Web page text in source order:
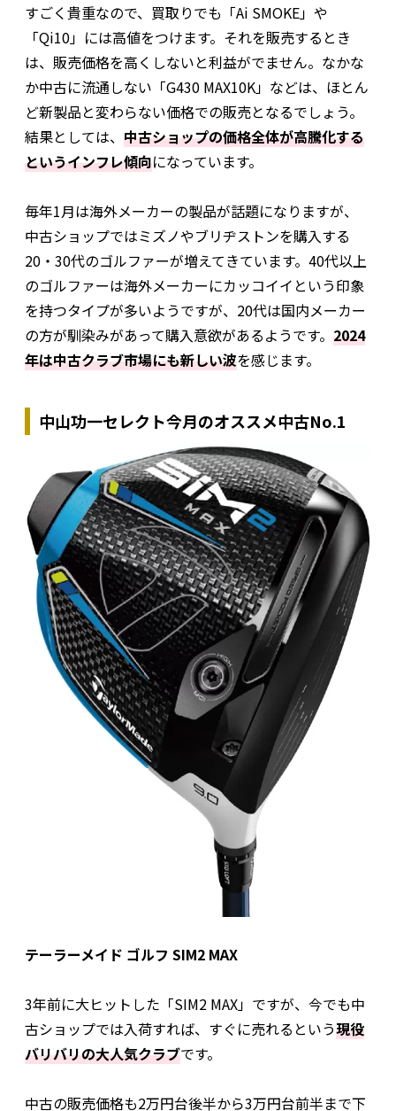
すごく貴重なので、買取りでも「Ai SMOKE」や
「Qi10」には高値をつけます。それを販売するとき
は、販売価格を高くしないと利益がでません。なかな
か中古に流通しない「G430 MAX10K」などは、ほとん
ど新製品と変わらない価格での販売となるでしょう。
結果としては、 中古ショップの価格全体が高騰化する
というインフレ傾向になっています。
毎年1月は海外メーカーの製品が話題になりますが、
中古ショップではミズノやブリヂストンを購入する
20・30代のゴルファーが増えてきています。40代以上
のゴルファーは海外メーカーにカッコイイという印象
を持つタイプが多いようですが、20代は国内メーカー
の方が馴染みがあって購入意欲があるようです。 2024
年は中古クラブ市場にも新しい波を感じます。
中山功一セレクト今月のオススメ中古No.1
テーラーメイド ゴルフ SIM2 MAX
3年前に大ヒットした「SIM2 MAX」ですが、今でも中
古ショップでは入荷すれば、すぐに売れるという現役
バリバリの大人気クラブです。
中古の販売価格も2万円台後半から3万円台前半まで下